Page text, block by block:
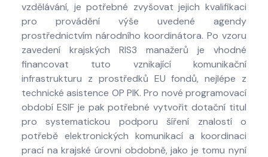
vzdělávání, je potřebné zvyšovat jejich kvalifikaci
pro provádění výše uvedené agendy
prostřednictvím národního koordinátora. Po vzoru
zavedení krajských RIS3 manažerů je vhodné
financovat tuto vznikající komunikační
infrastrukturu z prostředků EU fondů, nejlépe z
technické asistence OP PIK. Pro nové programovací
období ESIF je pak potřebné vytvořit dotační titul
pro systematickou podporu šíření znalostí o
potřebě elektronických komunikací a koordinaci
prací na krajské úrovni obdobně, jako je tomu nyní